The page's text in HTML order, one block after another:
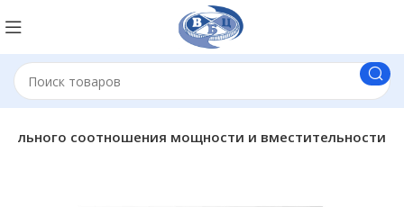
соотношения мощности и вместительности